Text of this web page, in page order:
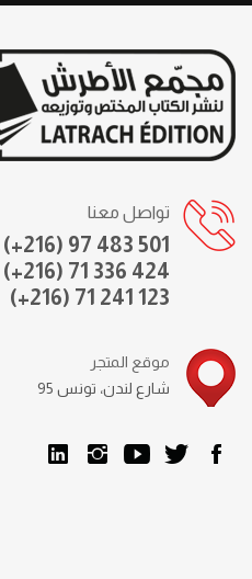
تواصل معنا
(+216) 97 483 501
(+216) 71 336 424
(+216) 71 241 123
موقع المتجر
95 شارع لندن، تونس